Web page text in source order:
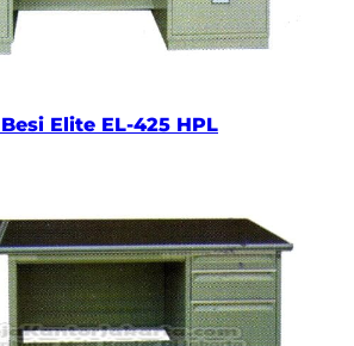
Elite EL-425 HPL